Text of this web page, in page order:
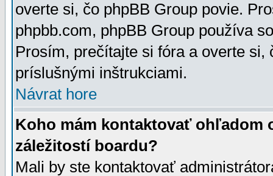
overte si, čo phpBB Group povie.
phpbb.com, phpBB Group používa
Prosím, prečítajte si fóra a overte
príslušnými inštrukciami.
Návrat hore
Koho mám kontaktovať ohľadom
záležitostí boardu?
Mali by ste kontaktovať